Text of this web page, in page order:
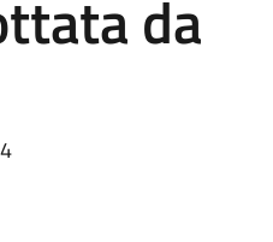
da